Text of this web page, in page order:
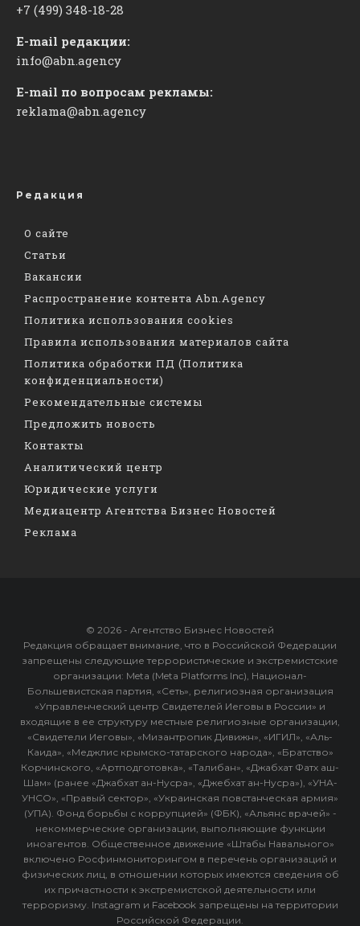
+7 (499) 348-18-28
E-mail редакции:
info@abn.agency
E-mail по вопросам рекламы:
reklama@abn.agency
Редакция
О сайте
Статьи
Вакансии
Распространение контента Abn.Agency
Политика использования cookies
Правила использования материалов сайта
Политика обработки ПД (Политика
конфиденциальности)
Рекомендательные системы
Предложить новость
Контакты
Аналитический центр
Юридические услуги
Медиацентр Агентства Бизнес Новостей
Реклама
© 2026 - Агентство Бизнес Новостей
Редакция обращает внимание, что в Российской Федерации
запрещены следующие террористические и экстремистские
организации: Meta (Meta Platforms Inc), Национал-
Большевистская партия, «Сеть», религиозная организация
«Управленческий центр Свидетелей Иеговы в России» и
входящие в ее структуру местные религиозные организации,
«Свидетели Иеговы», «Мизантропик Дивижн», «ИГИЛ», «Аль-
Каида», «Меджлис крымско-татарского народа», «Братство»
Корчинского, «Артподготовка», «Талибан», «Джабхат Фатх аш-
Шам» (ранее «Джабхат ан-Нусра», «Джебхат ан-Нусра»), «УНА-
УНСО», «Правый сектор», «Украинская повстанческая армия»
(УПА). Фонд борьбы с коррупцией» (ФБК), «Альянс врачей» -
некоммерческие организации, выполняющие функции
иноагентов. Общественное движение «Штабы Навального»
включено Росфинмониторингом в перечень организаций и
физических лиц, в отношении которых имеются сведения об
их причастности к экстремистской деятельности или
терроризму. Instagram и Facebook запрещены на территории
Российской Федерации.